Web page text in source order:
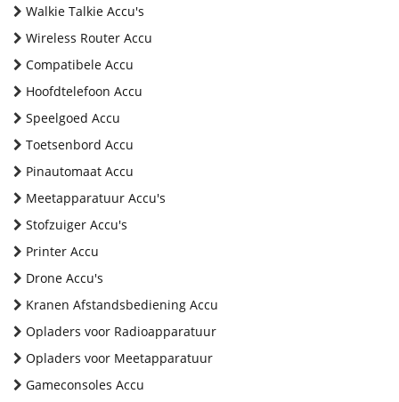
Walkie Talkie Accu's
Wireless Router Accu
Compatibele Accu
Hoofdtelefoon Accu
Speelgoed Accu
Toetsenbord Accu
Pinautomaat Accu
Meetapparatuur Accu's
Stofzuiger Accu's
Printer Accu
Drone Accu's
Kranen Afstandsbediening Accu
Opladers voor Radioapparatuur
Opladers voor Meetapparatuur
Gameconsoles Accu